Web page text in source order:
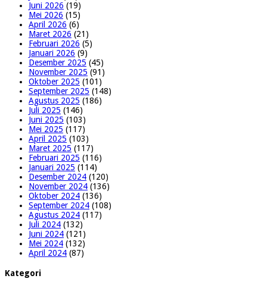
Juni 2026 (19)
Mei 2026 (15)
April 2026 (6)
Maret 2026 (21)
Februari 2026 (5)
Januari 2026 (9)
Desember 2025 (45)
November 2025 (91)
Oktober 2025 (101)
September 2025 (148)
Agustus 2025 (186)
Juli 2025 (146)
Juni 2025 (103)
Mei 2025 (117)
April 2025 (103)
Maret 2025 (117)
Februari 2025 (116)
Januari 2025 (114)
Desember 2024 (120)
November 2024 (136)
Oktober 2024 (136)
September 2024 (108)
Agustus 2024 (117)
Juli 2024 (132)
Juni 2024 (121)
Mei 2024 (132)
April 2024 (87)
Kategori